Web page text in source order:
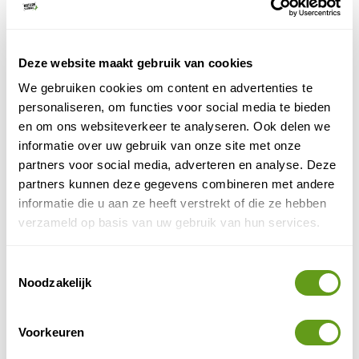
Deze website maakt gebruik van cookies
We gebruiken cookies om content en advertenties te
personaliseren, om functies voor social media te bieden
en om ons websiteverkeer te analyseren. Ook delen we
informatie over uw gebruik van onze site met onze
partners voor social media, adverteren en analyse. Deze
partners kunnen deze gegevens combineren met andere
informatie die u aan ze heeft verstrekt of die ze hebben
verzameld op basis van uw gebruik van hun services.
Noodzakelijk
Voorkeuren
Gran Canaria is het op één na grootste eiland van
terugdeinzen van de vele...
BEKIJK
Ibiza
Ibiza staat natuurlijk bekend om het bruisend
uitgaanswereldje, maar wist je dat dit Spaanse
eiland ook gezegend is met een zeer veelzijdige
natuur?...
BEKIJK
Ontdek de natuur en wandelpaden rondom Lloret
de Mar. Een verrassende bestemming voor wie